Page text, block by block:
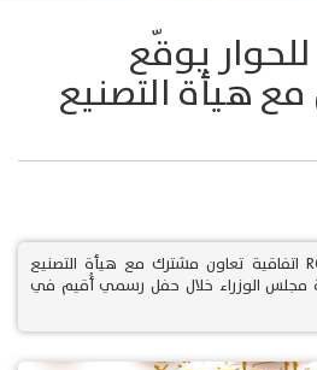
يوقّع
مع هيأة التصنيع
وقّع مركز الرافدين للحوار RCD اتفاقية تعاون مشترك مع هيأة التصنيع
مجلس الوزراء خلال حفل رسمي أُقيم في